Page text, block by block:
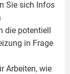
Sie sich Infos
die potentiell
in Frage
Arbeiten, wie